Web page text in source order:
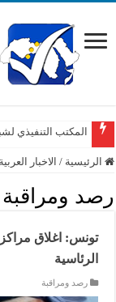
المكتب التنفيذي
الرئيسية / الاخبار العربية
رصد ومراقبة
تونس: اغلاق مراكز
الرئاسية
رصد ومراقبة